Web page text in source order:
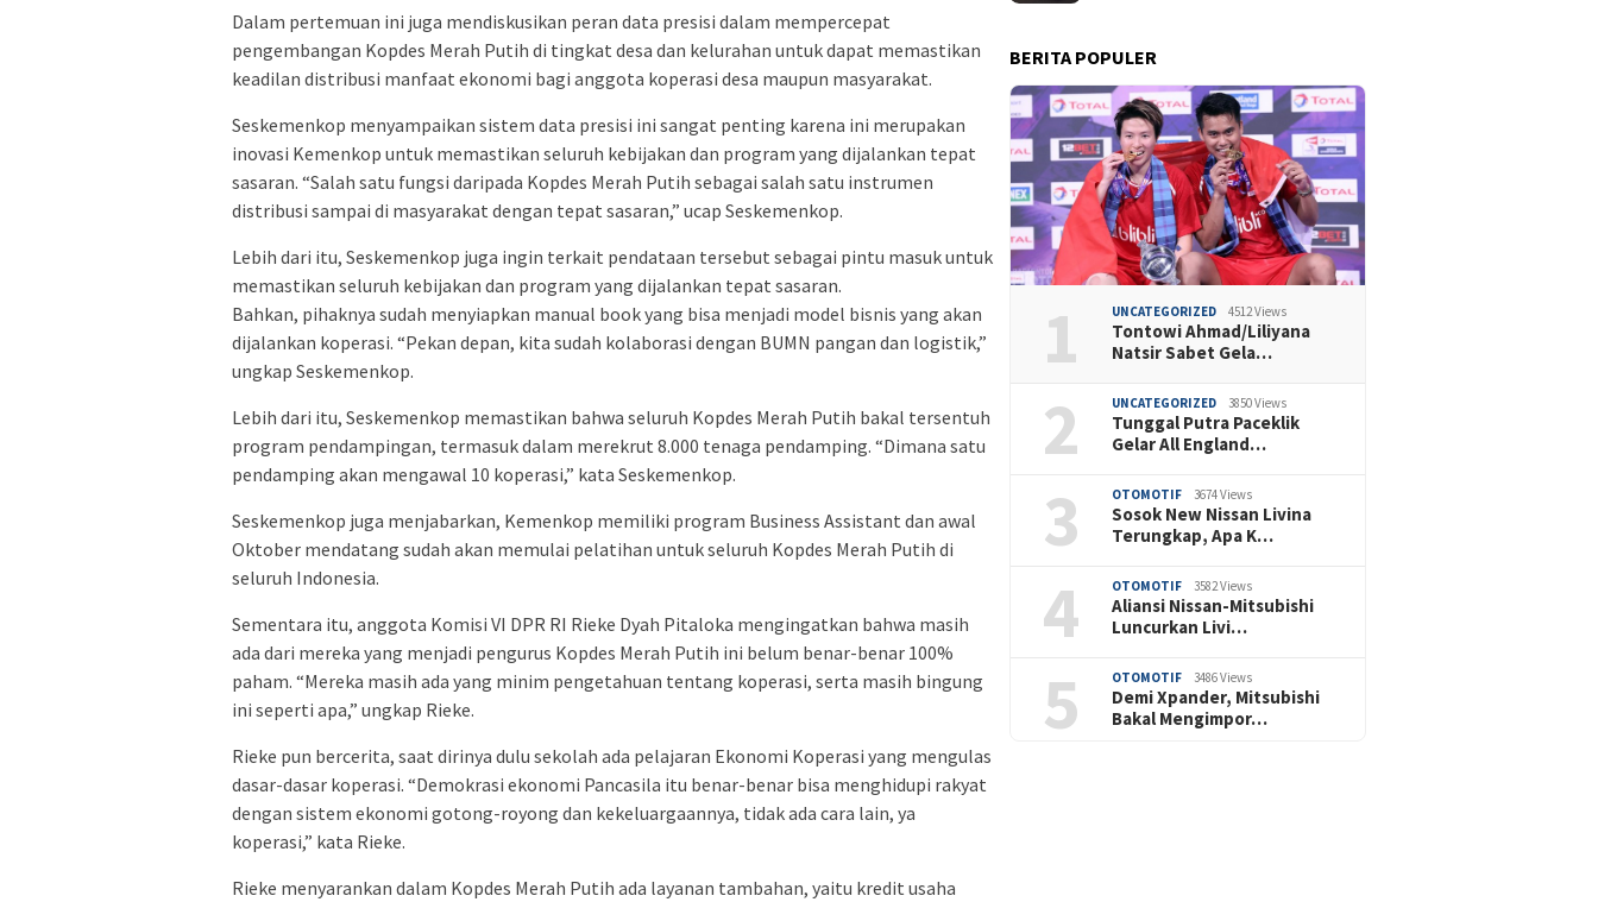
Dalam pertemuan ini juga mendiskusikan peran data presisi dalam mempercepat
pengembangan Kopdes Merah Putih di tingkat desa dan kelurahan untuk dapat memastikan
keadilan distribusi manfaat ekonomi bagi anggota koperasi desa maupun masyarakat.
Seskemenkop menyampaikan sistem data presisi ini sangat penting karena ini merupakan
inovasi Kemenkop untuk memastikan seluruh kebijakan dan program yang dijalankan tepat
sasaran. “Salah satu fungsi daripada Kopdes Merah Putih sebagai salah satu instrumen
distribusi sampai di masyarakat dengan tepat sasaran,” ucap Seskemenkop.
Lebih dari itu, Seskemenkop juga ingin terkait pendataan tersebut sebagai pintu masuk untuk
memastikan seluruh kebijakan dan program yang dijalankan tepat sasaran.
Bahkan, pihaknya sudah menyiapkan manual book yang bisa menjadi model bisnis yang akan
dijalankan koperasi. “Pekan depan, kita sudah kolaborasi dengan BUMN pangan dan logistik,”
ungkap Seskemenkop.
Lebih dari itu, Seskemenkop memastikan bahwa seluruh Kopdes Merah Putih bakal tersentuh
program pendampingan, termasuk dalam merekrut 8.000 tenaga pendamping. “Dimana satu
pendamping akan mengawal 10 koperasi,” kata Seskemenkop.
Seskemenkop juga menjabarkan, Kemenkop memiliki program Business Assistant dan awal
Oktober mendatang sudah akan memulai pelatihan untuk seluruh Kopdes Merah Putih di
seluruh Indonesia.
Sementara itu, anggota Komisi VI DPR RI Rieke Dyah Pitaloka mengingatkan bahwa masih
ada dari mereka yang menjadi pengurus Kopdes Merah Putih ini belum benar-benar 100%
paham. “Mereka masih ada yang minim pengetahuan tentang koperasi, serta masih bingung
ini seperti apa,” ungkap Rieke.
Rieke pun bercerita, saat dirinya dulu sekolah ada pelajaran Ekonomi Koperasi yang mengulas
dasar-dasar koperasi. “Demokrasi ekonomi Pancasila itu benar-benar bisa menghidupi rakyat
dengan sistem ekonomi gotong-royong dan kekeluargaannya, tidak ada cara lain, ya
koperasi,” kata Rieke.
Rieke menyarankan dalam Kopdes Merah Putih ada layanan tambahan, yaitu kredit usaha
BERITA POPULER
1 UNCATEGORIZED 4512 Views
Tontowi Ahmad/Liliyana
Natsir Sabet Gela…
2 UNCATEGORIZED 3850 Views
Tunggal Putra Paceklik
Gelar All England…
3 OTOMOTIF 3674 Views
Sosok New Nissan Livina
Terungkap, Apa K…
4 OTOMOTIF 3582 Views
Aliansi Nissan-Mitsubishi
Luncurkan Livi…
5 OTOMOTIF 3486 Views
Demi Xpander, Mitsubishi
Bakal Mengimpor…